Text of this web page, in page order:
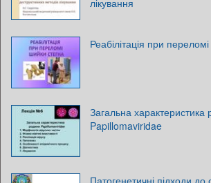
Реабілітація при
Загальна характеристика
Papillomaviridae
Патогенетичні підходи до